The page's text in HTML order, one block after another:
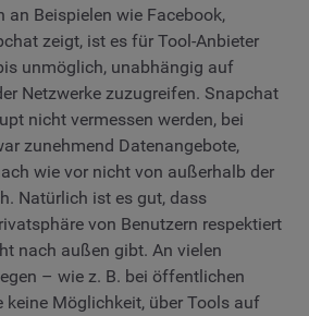
an Beispielen wie Facebook,
zeigt, ist es für Tool-Anbieter
unmöglich, unabhängig auf
Netzwerke zuzugreifen. Snapchat
nicht vermessen werden, bei
zunehmend Datenangebote,
wie vor nicht von außerhalb der
Natürlich ist es gut, dass
von Benutzern respektiert
nach außen gibt. An vielen
– wie z. B. bei öffentlichen
keine Möglichkeit, über Tools auf